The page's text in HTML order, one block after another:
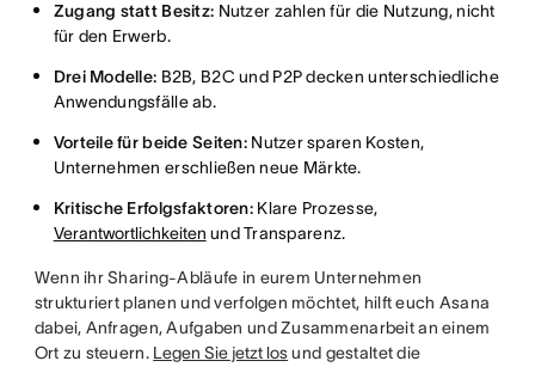
Zugang statt Besitz: Nutzer zahlen für die Nutzung, nicht
für den Erwerb.
Drei Modelle: B2B, B2C und P2P decken unterschiedliche
Anwendungsfälle ab.
Vorteile für beide Seiten:Nutzer sparen Kosten,
Unternehmen erschließen neue Märkte.
Kritische Erfolgsfaktoren:Klare Prozesse,
Verantwortlichkeiten und Transparenz.
Wenn ihr Sharing-Abläufe in eurem Unternehmen
strukturiert planen und verfolgen möchtet, hilft euch Asana
dabei, Anfragen, Aufgaben und Zusammenarbeit an einem
Ort zu steuern. Legen Sie jetzt losund gestaltet die